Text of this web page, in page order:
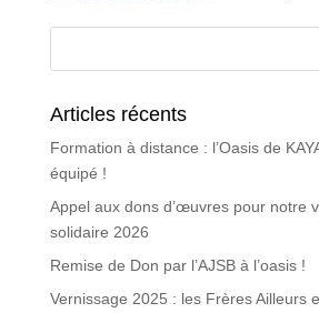
Articles récents
Formation à distance : l’Oasis de
équipé !
Appel aux dons d’œuvres pour notre
solidaire 2026
Remise de Don par l’AJSB à l’oasis !
Vernissage 2025 : les Frères Ailleurs